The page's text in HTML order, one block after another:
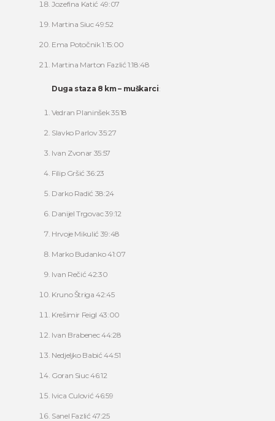
Jozefina Katić 49:07
Martina Siuc 49:52
Ema Potočnik 1:15:00
Martina Marton Fazlić 1:18:48
Duga staza 8 km – muškarci:
Vedran Planinšek 35:18
Slavko Parlov 35:27
Ivan Zvonar 35:57
Filip Gršić 36:23
Darko Radić 38:24
Danijel Trgovac 39:12
Hrvoje Mikulić 39:48
Marko Budanko 41:07
Ivan Rečić 42:30
Kruno Štriga 42:45
Krešimir Feigl 43:00
Ivan Brabenec 44:28
Nedjeljko Babić 44:51
Goran Siuc 46:12
Ivica Culović 46:59
Sanel Fazlić 47:25